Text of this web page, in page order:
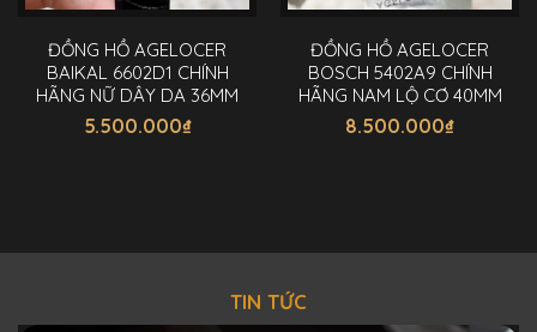
ĐỒNG HỒ AGELOCER
BAIKAL 6602D1 CHÍNH
HÃNG NỮ DÂY DA 36MM
5.500.000₫
ĐỒNG HỒ AGELOCER
BOSCH 5402A9 CHÍNH
HÃNG NAM LỘ CƠ 40MM
8.500.000₫
TIN TỨC